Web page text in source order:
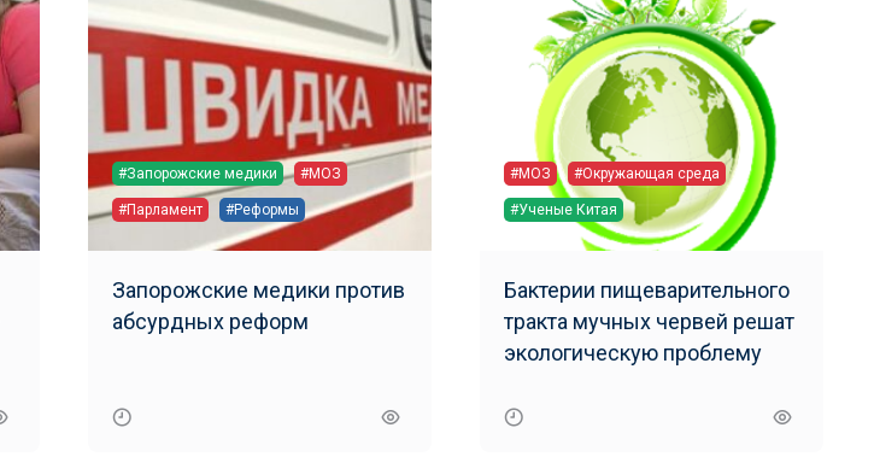
#Запорожские медики #МОЗ
#Парламент #Реформы
Запорожские медики против
абсурдных реформ
#МОЗ #Окружающая среда
#Ученые Китая
Бактерии пищеварительного
тракта мучных червей решат
экологическую проблему